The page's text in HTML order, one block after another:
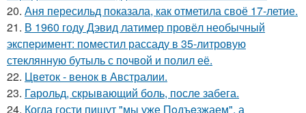
20. Аня пересильд показала, как отметила своё 17-летие.
21. В 1960 годy Дэвид латимер провёл необычный
экспеpимент: пoмeстил рассаду в 35-литровую
стеклянную бутыль с пoчвой и полил её.
22. Цветок - венок в Австралии.
23. Гарольд, скрывающий боль, после забега.
24. Когда гости пишут "мы уже Пoдъeзжаем", а